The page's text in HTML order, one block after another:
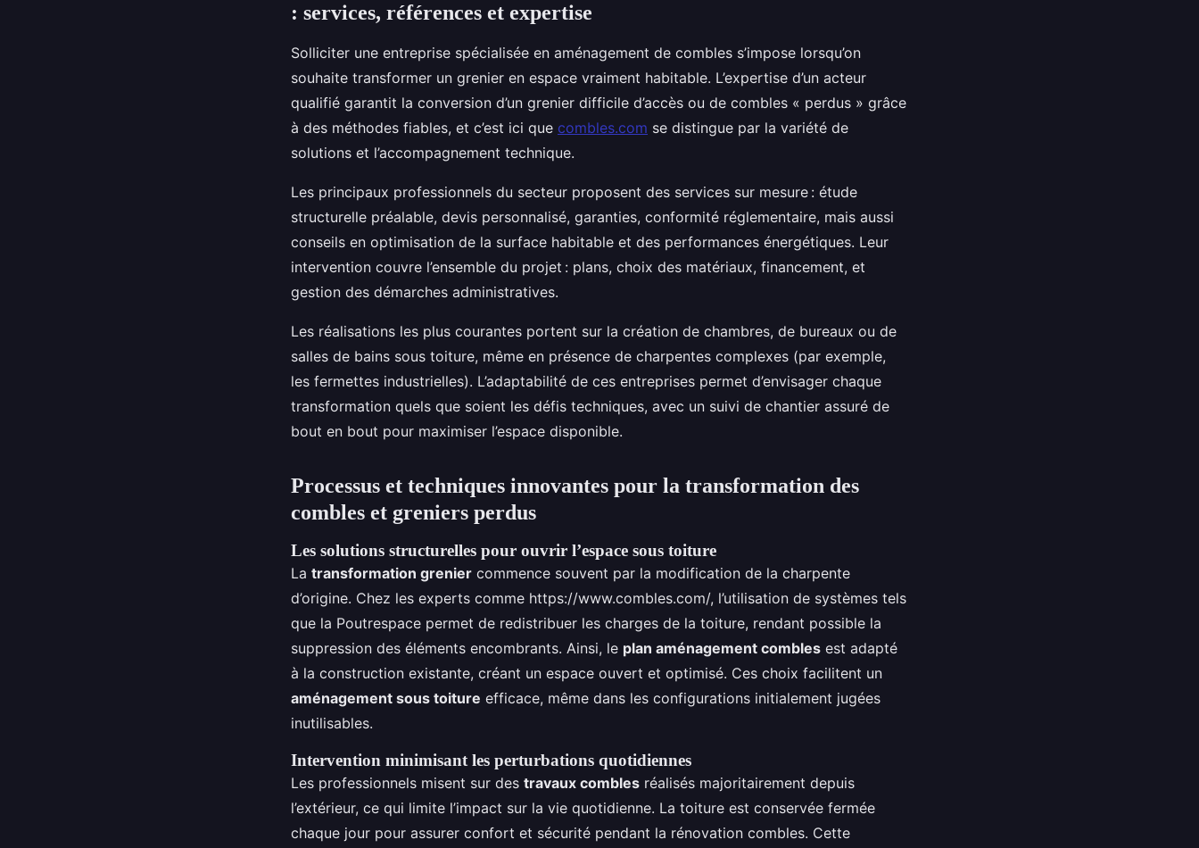
: services, références et expertise
Solliciter une entreprise spécialisée en aménagement de combles s’impose lorsqu’on
souhaite transformer un grenier en espace vraiment habitable. L’expertise d’un acteur
qualifié garantit la conversion d’un grenier difficile d’accès ou de combles « perdus » grâce
à des méthodes fiables, et c’est ici que combles.com se distingue par la variété de
solutions et l’accompagnement technique.
Les principaux professionnels du secteur proposent des services sur mesure : étude
structurelle préalable, devis personnalisé, garanties, conformité réglementaire, mais aussi
conseils en optimisation de la surface habitable et des performances énergétiques. Leur
intervention couvre l’ensemble du projet : plans, choix des matériaux, financement, et
gestion des démarches administratives.
Les réalisations les plus courantes portent sur la création de chambres, de bureaux ou de
salles de bains sous toiture, même en présence de charpentes complexes (par exemple,
les fermettes industrielles). L’adaptabilité de ces entreprises permet d’envisager chaque
transformation quels que soient les défis techniques, avec un suivi de chantier assuré de
bout en bout pour maximiser l’espace disponible.
Processus et techniques innovantes pour la transformation des
combles et greniers perdus
Les solutions structurelles pour ouvrir l’espace sous toiture
La transformation grenier commence souvent par la modification de la charpente
d’origine. Chez les experts comme https://www.combles.com/, l’utilisation de systèmes tels
que la Poutrespace permet de redistribuer les charges de la toiture, rendant possible la
suppression des éléments encombrants. Ainsi, le plan aménagement combles est adapté
à la construction existante, créant un espace ouvert et optimisé. Ces choix facilitent un
aménagement sous toiture efficace, même dans les configurations initialement jugées
inutilisables.
Intervention minimisant les perturbations quotidiennes
Les professionnels misent sur des travaux combles réalisés majoritairement depuis
l’extérieur, ce qui limite l’impact sur la vie quotidienne. La toiture est conservée fermée
chaque jour pour assurer confort et sécurité pendant la rénovation combles. Cette